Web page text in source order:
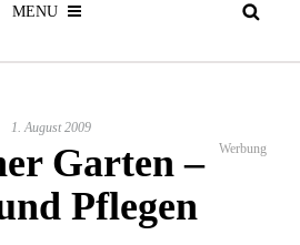
MENU
1. August 2009
Garten –
Pflegen
Werbung